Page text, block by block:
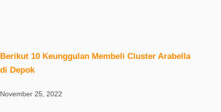
Berikut 10 Keunggulan Membeli Cluster Arabella
di Depok
November 25, 2022